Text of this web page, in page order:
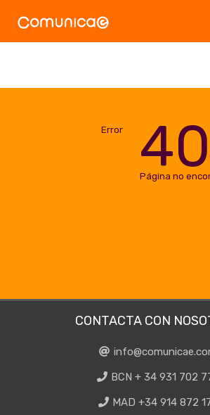
Error
Página no
CONTACTA CON
BCN + 34 931 702
MAD +34 914 872